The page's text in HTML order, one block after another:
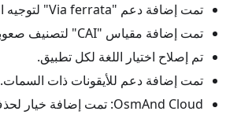
تمت إضافة دعم "Via ferrata" لتوجيه المشاة.
تمت إضافة مقياس "CAI" لتصنيف صعوبة المسارات.
تم إصلاح اختيار اللغة لكل تطبيق.
تمت إضافة دعم للأيقونات ذات السمات.
OsmAnd Cloud: تمت إضافة خيار لحذف الحساب.